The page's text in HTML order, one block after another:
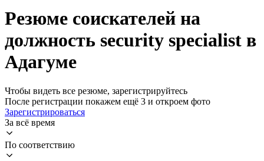
Резюме соискателей на
должность security specialist в
Адагуме
Чтобы видеть все резюме, зарегистрируйтесь
После регистрации покажем ещё 3 и откроем фото
Зарегистрироваться
За всё время
По соответствию